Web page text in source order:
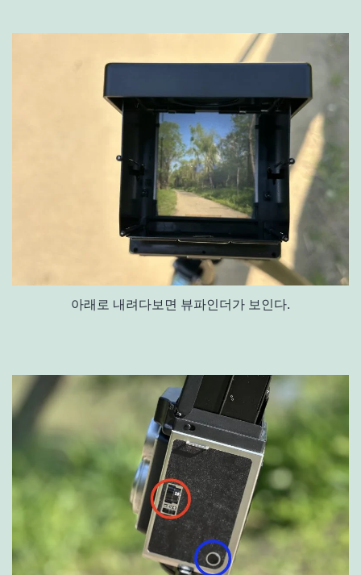
아래로 내려다보면 뷰파인더가 보인다.